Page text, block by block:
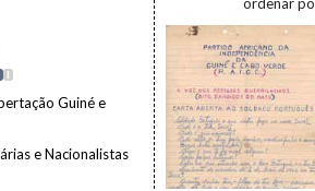
I
Guiné e
e Nacionalistas